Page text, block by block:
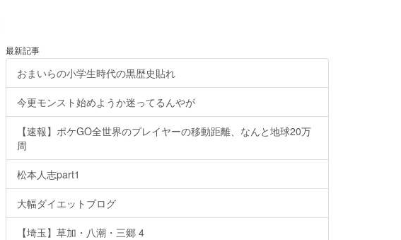
最新記事
おまいらの小学生時代の黒歴史貼れ
今更モンスト始めようか迷ってるんやが
【速報】ポケGO全世界のプレイヤーの移動距離、なんと地球20万
周
松本人志part1
大幅ダイエットブログ
【埼玉】草加・八潮・三郷 4